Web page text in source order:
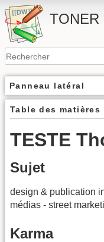
TONER
Panneau latéral
Table des matières
TESTE
Sujet
design & publication
médias - street
Karma